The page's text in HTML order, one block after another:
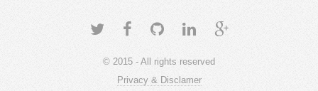
© 2015 - All rights reserved
Privacy & Disclamer